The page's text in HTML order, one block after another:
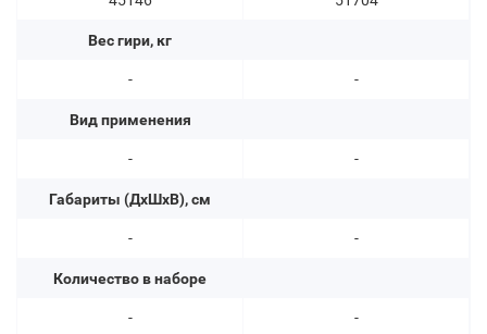
Вес гири, кг
-
Вид применения
-
Габариты (ДхШхВ), см
-
Количество в наборе
-
-
-
-
-